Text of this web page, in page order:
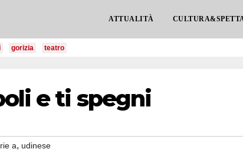
ATTUALITÀ
gorizia teatro
e ti spegni
a, udinese